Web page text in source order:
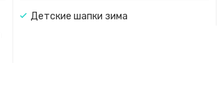
Детские шапки зима